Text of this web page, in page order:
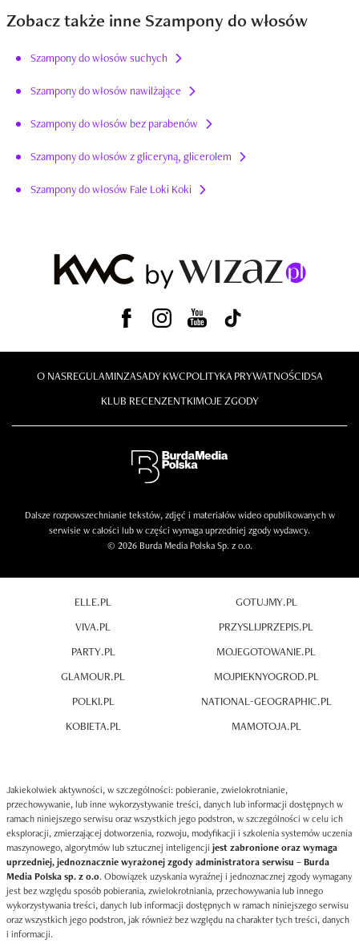
Zobacz także inne Szampony do włosów
Szampony do włosów suchych
Szampony do włosów nawilżające
Szampony do włosów bez parabenów
Szampony do włosów z gliceryną, glicerolem
Szampony do włosów Fale Loki Koki
O NASREGULAMINZASADY KWCPOLITYKA PRYWATNOŚCIDSA
KLUB RECENZENTKIMOJE ZGODY
Dalsze rozpowszechnianie tekstów, zdjęć i materiałów wideo opublikowanych w
serwisie w całości lub w części wymaga uprzedniej zgody wydawcy.
© 2026 Burda Media Polska Sp. z o.o.
ELLE.PL
VIVA.PL
PARTY.PL
GLAMOUR.PL
POLKI.PL
KOBIETA.PL
GOTUJMY.PL
PRZYSLIJPRZEPIS.PL
MOJEGOTOWANIE.PL
MOJPIEKNYOGROD.PL
NATIONAL-GEOGRAPHIC.PL
MAMOTOJA.PL
Jakiekolwiek aktywności, w szczególności: pobieranie, zwielokrotnianie,
przechowywanie, lub inne wykorzystywanie treści, danych lub informacji dostępnych w
ramach niniejszego serwisu oraz wszystkich jego podstron, w szczególności w celu ich
eksploracji, zmierzającej dotworzenia, rozwoju, modyfikacji i szkolenia systemów uczenia
maszynowego, algorytmów lub sztucznej inteligencji jest zabronione oraz wymaga
uprzedniej, jednoznacznie wyrażonej zgody administratora serwisu – Burda
Media Polska sp. z o.o. Obowiązek uzyskania wyraźnej i jednoznacznej zgody wymagany
jest bez względu sposób pobierania, zwielokrotniania, przechowywania lub innego
wykorzystywania treści, danych lub informacji dostępnych w ramach niniejszego serwisu
oraz wszystkich jego podstron, jak również bez względu na charakter tych treści, danych
i informacji.